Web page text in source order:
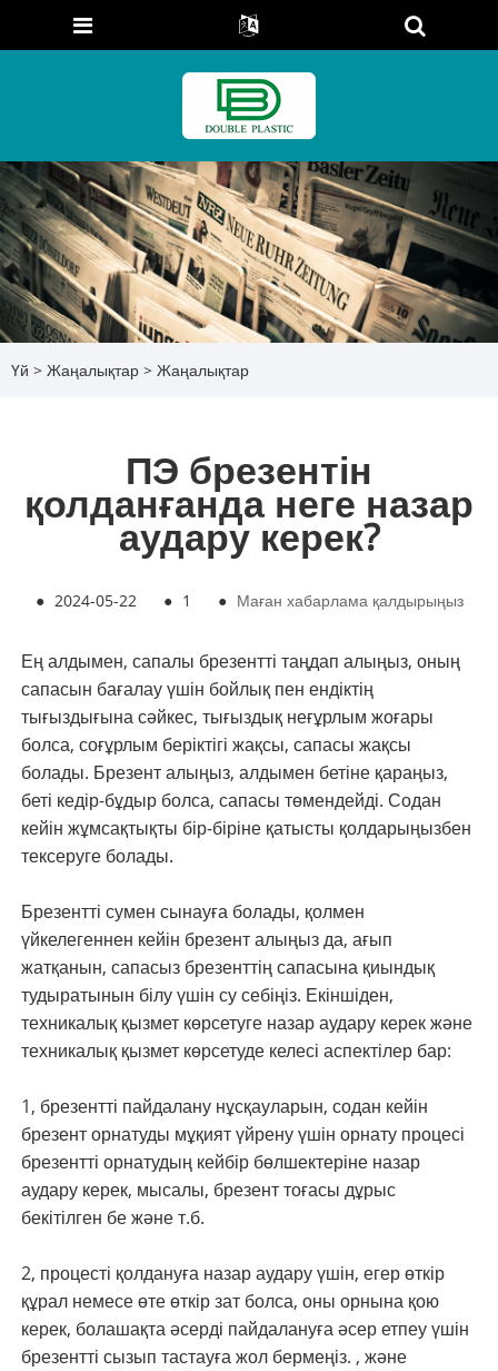
Үй > Жаңалықтар > Жаңалықтар
ПЭ брезентін
қолданғанда неге назар
аудару керек?
● 2024-05-22 ● 1 ● Маған хабарлама қалдырыңыз
Ең алдымен, сапалы брезентті таңдап алыңыз, оның
сапасын бағалау үшін бойлық пен ендіктің
тығыздығына сәйкес, тығыздық неғұрлым жоғары
болса, соғұрлым беріктігі жақсы, сапасы жақсы
болады. Брезент алыңыз, алдымен бетіне қараңыз,
беті кедір-бұдыр болса, сапасы төмендейді. Содан
кейін жұмсақтықты бір-біріне қатысты қолдарыңызбен
тексеруге болады.
Брезентті сумен сынауға болады, қолмен
үйкелегеннен кейін брезент алыңыз да, ағып
жатқанын, сапасыз брезенттің сапасына қиындық
тудыратынын білу үшін су себіңіз. Екіншіден,
техникалық қызмет көрсетуге назар аудару керек және
техникалық қызмет көрсетуде келесі аспектілер бар:
1, брезентті пайдалану нұсқауларын, содан кейін
брезент орнатуды мұқият үйрену үшін орнату процесі
брезентті орнатудың кейбір бөлшектеріне назар
аудару керек, мысалы, брезент тоғасы дұрыс
бекітілген бе және т.б.
2, процесті қолдануға назар аудару үшін, егер өткір
құрал немесе өте өткір зат болса, оны орнына қою
керек, болашақта әсерді пайдалануға әсер етпеу үшін
брезентті сызып тастауға жол бермеңіз. , және